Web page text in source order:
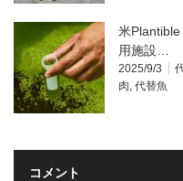
米
用施設…
2025/9/3
肉 代替魚
コメント